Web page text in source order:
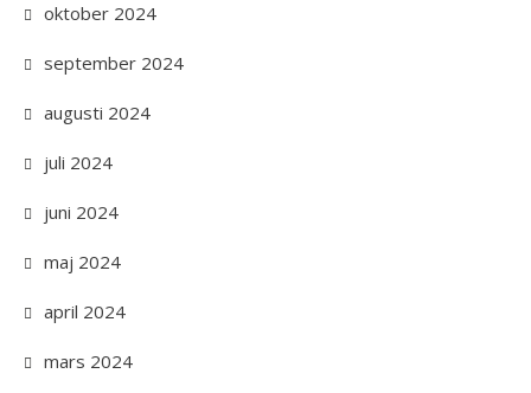
oktober 2024
september 2024
augusti 2024
juli 2024
juni 2024
maj 2024
april 2024
mars 2024